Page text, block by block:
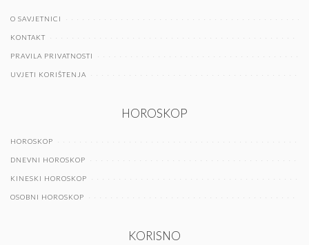
O SAVJETNICI
KONTAKT
PRAVILA PRIVATNOSTI
UVJETI KORIŠTENJA
HOROSKOP
HOROSKOP
DNEVNI HOROSKOP
KINESKI HOROSKOP
OSOBNI HOROSKOP
KORISNO